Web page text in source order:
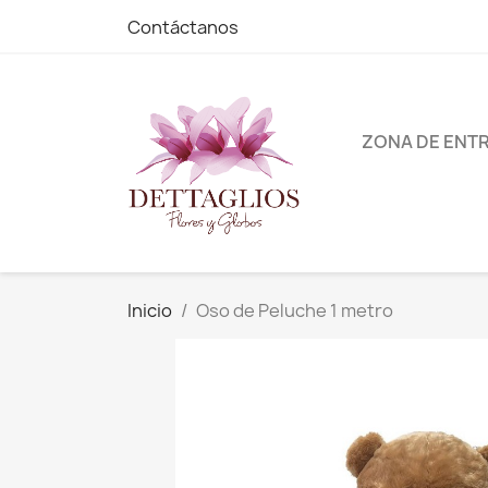
Contáctanos
ZONA DE
Inicio Oso de Peluche 1 metro